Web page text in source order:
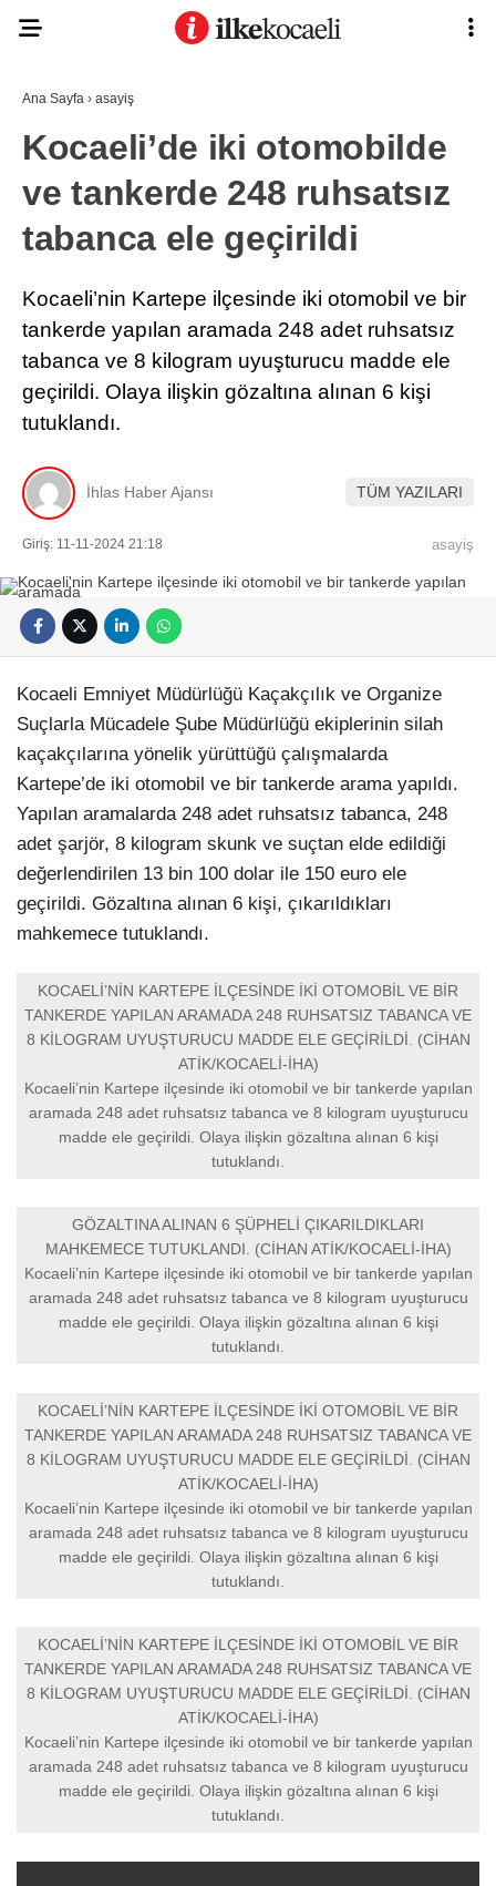
Ana Sayfa › asayiş
Kocaeli’de iki otomobilde
ve tankerde 248 ruhsatsız
tabanca ele geçirildi
Kocaeli’nin Kartepe ilçesinde iki otomobil ve bir
tankerde yapılan aramada 248 adet ruhsatsız
tabanca ve 8 kilogram uyuşturucu madde ele
geçirildi. Olaya ilişkin gözaltına alınan 6 kişi
tutuklandı.
İhlas Haber Ajansı TÜM YAZILARI
Giriş: 11-11-2024 21:18 asayiş
Kocaeli Emniyet Müdürlüğü Kaçakçılık ve Organize
Suçlarla Mücadele Şube Müdürlüğü ekiplerinin silah
kaçakçılarına yönelik yürüttüğü çalışmalarda
Kartepe’de iki otomobil ve bir tankerde arama yapıldı.
Yapılan aramalarda 248 adet ruhsatsız tabanca, 248
adet şarjör, 8 kilogram skunk ve suçtan elde edildiği
değerlendirilen 13 bin 100 dolar ile 150 euro ele
geçirildi. Gözaltına alınan 6 kişi, çıkarıldıkları
mahkemece tutuklandı.
KOCAELİ’NİN KARTEPE İLÇESİNDE İKİ OTOMOBİL VE BİR
TANKERDE YAPILAN ARAMADA 248 RUHSATSIZ TABANCA VE
8 KİLOGRAM UYUŞTURUCU MADDE ELE GEÇİRİLDİ. (CİHAN
ATİK/KOCAELİ-İHA)
Kocaeli’nin Kartepe ilçesinde iki otomobil ve bir tankerde yapılan
aramada 248 adet ruhsatsız tabanca ve 8 kilogram uyuşturucu
madde ele geçirildi. Olaya ilişkin gözaltına alınan 6 kişi
tutuklandı.
GÖZALTINA ALINAN 6 ŞÜPHELİ ÇIKARILDIKLARI
MAHKEMECE TUTUKLANDI. (CİHAN ATİK/KOCAELİ-İHA)
Kocaeli’nin Kartepe ilçesinde iki otomobil ve bir tankerde yapılan
aramada 248 adet ruhsatsız tabanca ve 8 kilogram uyuşturucu
madde ele geçirildi. Olaya ilişkin gözaltına alınan 6 kişi
tutuklandı.
KOCAELİ’NİN KARTEPE İLÇESİNDE İKİ OTOMOBİL VE BİR
TANKERDE YAPILAN ARAMADA 248 RUHSATSIZ TABANCA VE
8 KİLOGRAM UYUŞTURUCU MADDE ELE GEÇİRİLDİ. (CİHAN
ATİK/KOCAELİ-İHA)
Kocaeli’nin Kartepe ilçesinde iki otomobil ve bir tankerde yapılan
aramada 248 adet ruhsatsız tabanca ve 8 kilogram uyuşturucu
madde ele geçirildi. Olaya ilişkin gözaltına alınan 6 kişi
tutuklandı.
KOCAELİ’NİN KARTEPE İLÇESİNDE İKİ OTOMOBİL VE BİR
TANKERDE YAPILAN ARAMADA 248 RUHSATSIZ TABANCA VE
8 KİLOGRAM UYUŞTURUCU MADDE ELE GEÇİRİLDİ. (CİHAN
ATİK/KOCAELİ-İHA)
Kocaeli’nin Kartepe ilçesinde iki otomobil ve bir tankerde yapılan
aramada 248 adet ruhsatsız tabanca ve 8 kilogram uyuşturucu
madde ele geçirildi. Olaya ilişkin gözaltına alınan 6 kişi
tutuklandı.